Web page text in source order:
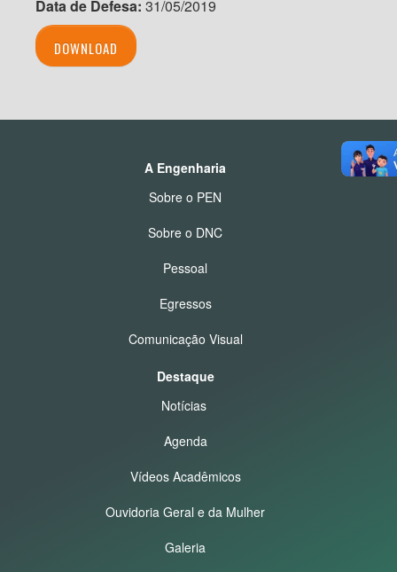
Data de Defesa: 31/05/2019
DOWNLOAD
A Engenharia
Sobre o PEN
Sobre o DNC
Pessoal
Egressos
Comunicação Visual
Destaque
Notícias
Agenda
Vídeos Acadêmicos
Ouvidoria Geral e da Mulher
Galeria